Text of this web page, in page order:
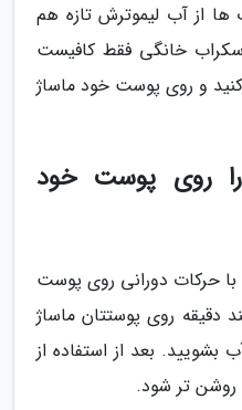
از آب لیموترش تازه هم
خانگی فقط کافیست
کنید و روی پوست خود ماساژ
روی پوست خود
با حرکات دورانی روی پوست
دقیقه روی پوستتان ماساژ
بعد از استفاده از
تر شود.